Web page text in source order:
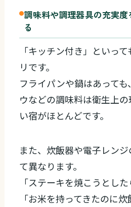
調味料や調理器具の充実
る
「キッチン付き」といっ
リです。
フライパンや鍋はあっても
ウなどの調味料は衛生上
い宿がほとんどです。
また、炊飯器や電子レン
て異なります。
「ステーキを焼こうとし
「お米を持ってきたのに炊